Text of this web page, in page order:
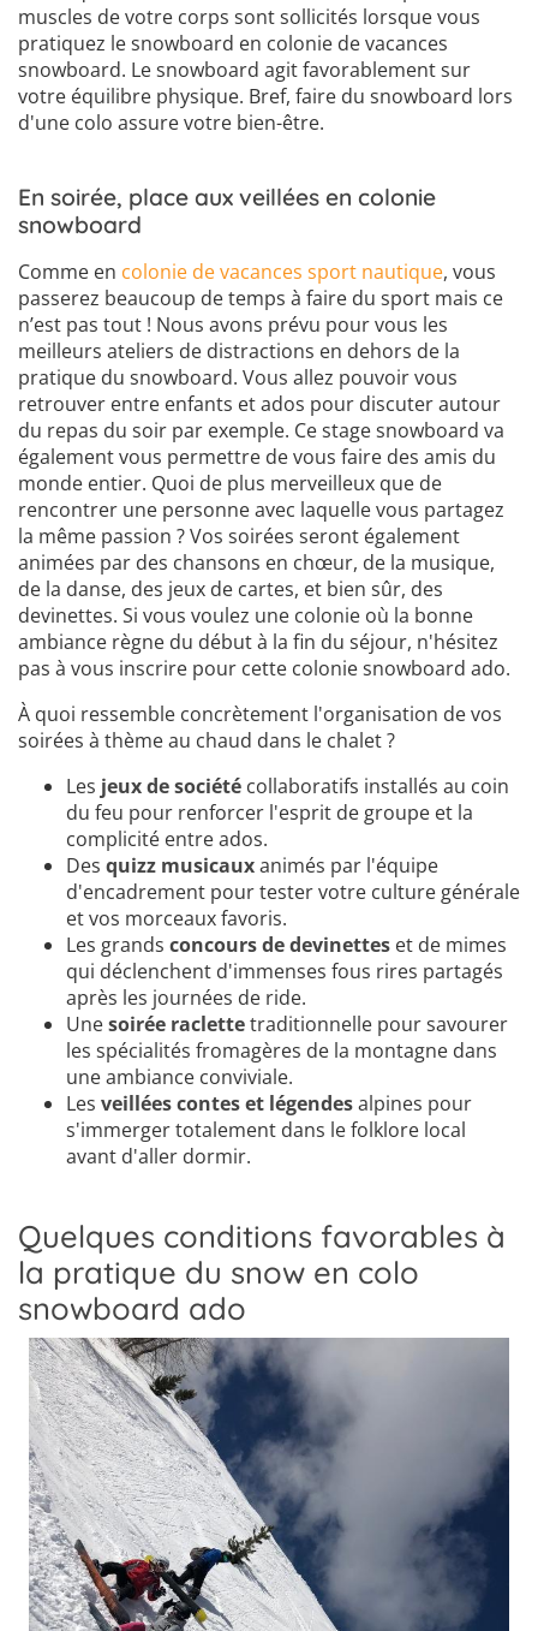
muscles de votre corps sont sollicités lorsque vous
pratiquez le snowboard en colonie de vacances
snowboard. Le snowboard agit favorablement sur
votre équilibre physique. Bref, faire du snowboard lors
d'une colo assure votre bien-être.
En soirée, place aux veillées en colonie
snowboard
Comme en colonie de vacances sport nautique, vous
passerez beaucoup de temps à faire du sport mais ce
n’est pas tout ! Nous avons prévu pour vous les
meilleurs ateliers de distractions en dehors de la
pratique du snowboard. Vous allez pouvoir vous
retrouver entre enfants et ados pour discuter autour
du repas du soir par exemple. Ce stage snowboard va
également vous permettre de vous faire des amis du
monde entier. Quoi de plus merveilleux que de
rencontrer une personne avec laquelle vous partagez
la même passion ? Vos soirées seront également
animées par des chansons en chœur, de la musique,
de la danse, des jeux de cartes, et bien sûr, des
devinettes. Si vous voulez une colonie où la bonne
ambiance règne du début à la fin du séjour, n'hésitez
pas à vous inscrire pour cette colonie snowboard ado.
À quoi ressemble concrètement l'organisation de vos
soirées à thème au chaud dans le chalet ?
Les jeux de société collaboratifs installés au coin
du feu pour renforcer l'esprit de groupe et la
complicité entre ados.
Des quizz musicauxanimés par l'équipe
d'encadrement pour tester votre culture générale
et vos morceaux favoris.
Les grands concours de devinettes et de mimes
qui déclenchent d'immenses fous rires partagés
après les journées de ride.
Unesoirée raclettetraditionnelle pour savourer
les spécialités fromagères de la montagne dans
une ambiance conviviale.
Les veillées contes et légendesalpines pour
s'immerger totalement dans le folklore local
avant d'aller dormir.
Quelques conditions favorables à
la pratique du snow en colo
snowboard ado